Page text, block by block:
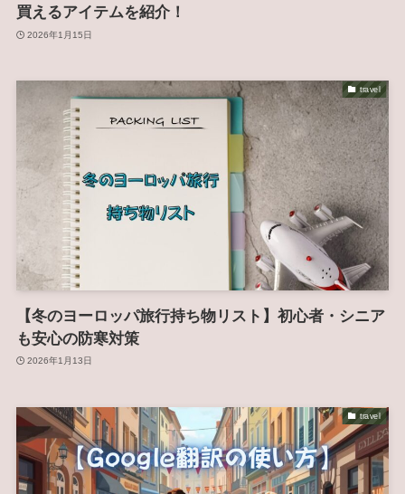
買えるアイテムを紹介！
2026年1月15日
travel
【冬のヨーロッパ旅行持ち物リスト】初心者・シニア
も安心の防寒対策
2026年1月13日
travel